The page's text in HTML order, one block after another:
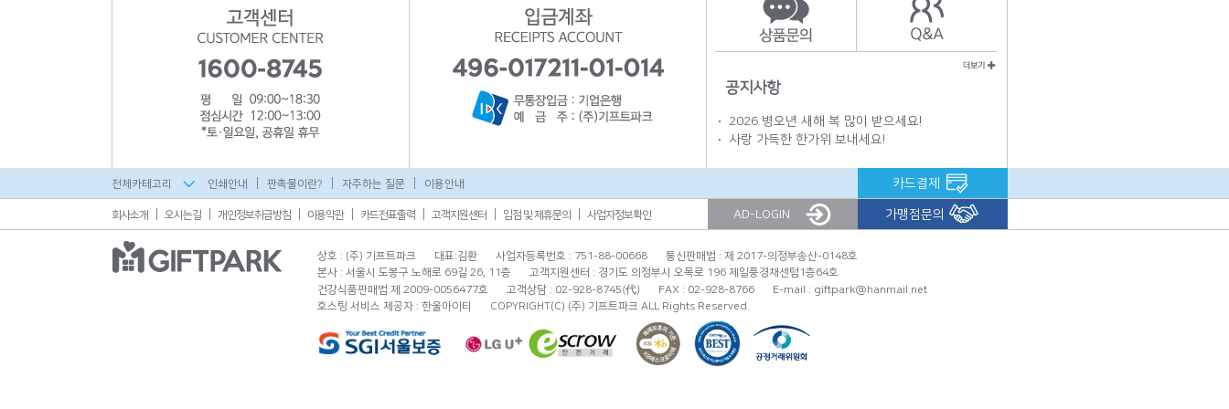
공지사항
2026 병오년 새해 복 많이 받으세요!
사랑 가득한 한가위 보내세요!
전체카테고리 인쇄안내 판촉물이란? 자주하는 질문 이용안내 카드결제
회사소개 오시는길 개인정보취급방침 이용약관 카드전표출력 고객지원센터 입점 및 제휴문의 사업자정보확인 AD-LOGIN 가맹점문의
상호 : (주) 기프트파크 대표:김환 사업자등록번호 : 751-88-00668
통신판매법 : 제 2017-의정부송산-0148호
본사 : 서울시 도봉구 노해로 69길 26, 11층
고객지원센터 : 경기도 의정부시 오목로 196 제일풍경채센텀1층64호
건강식품판매법:제 2009-0056477호
고객상담 : 02-928-8745(代) FAX : 02-928-8766
E-mail : giftpark@hanmail.net
호스팅 서비스 제공자 : 한울아이티
COPYRIGHT(C) (주) 기프트파크 ALL Rights Reserved.